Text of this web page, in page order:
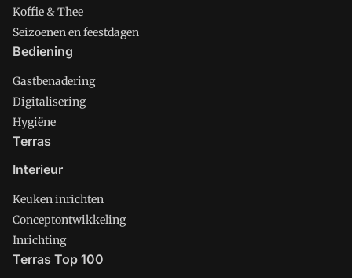
Koffie & Thee
Seizoenen en feestdagen
Bediening
Gastbenadering
Digitalisering
Hygiëne
Terras
Interieur
Keuken inrichten
Conceptontwikkeling
Inrichting
Terras Top 100